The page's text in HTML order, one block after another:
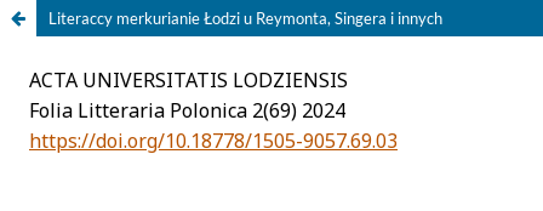
Literaccy merkurianie Łodzi u Reymonta, Singera i innych